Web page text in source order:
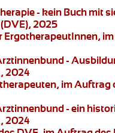
- kein Buch mit
2025
ErgotherapeutInnen,
-
2024
, im Auftrag
- ein
2024